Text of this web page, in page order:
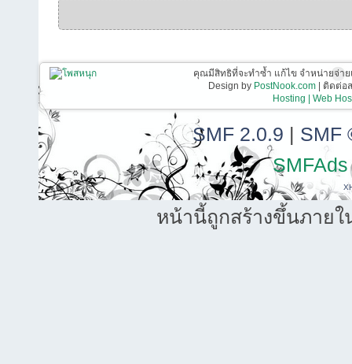
คุณมีสิทธิที่จะทำซ้ำ แก้ไข จำหน่ายจ่า
Design by PostNook.com| ติดต่อส
Hosting | Web
SMF 2.0.9 | SMF
SMFAds
หน้านี้ถูกสร้างขึ้นภายใ